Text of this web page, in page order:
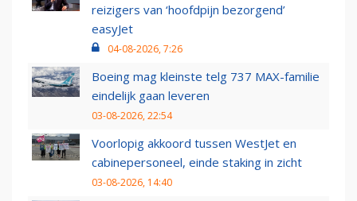
reizigers van ‘hoofdpijn bezorgend’
easyJet
04-08-2026, 7:26
Boeing mag kleinste telg 737 MAX-familie
eindelijk gaan leveren
03-08-2026, 22:54
Voorlopig akkoord tussen WestJet en
cabinepersoneel, einde staking in zicht
03-08-2026, 14:40